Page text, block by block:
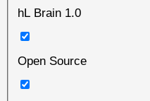
hL Brain 1.0
Open Source